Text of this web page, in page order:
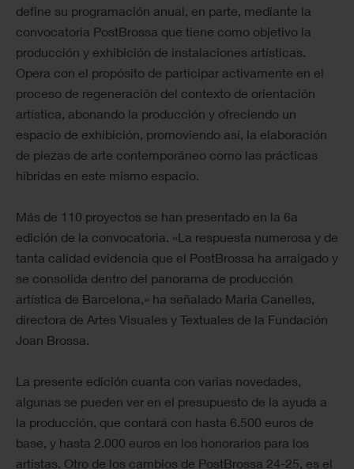
define su programación anual, en parte, mediante la
convocatoria PostBrossa que tiene como objetivo la
producción y exhibición de instalaciones artísticas.
Opera con el propósito de participar activamente en el
proceso de regeneración del contexto de orientación
artística, abonando la producción y ofreciendo un
espacio de exhibición, promoviendo así, la elaboración
de piezas de arte contemporáneo como las prácticas
híbridas en este mismo espacio.
Más de 110 proyectos se han presentado en la 6a
edición de la convocatoria. «La respuesta numerosa y de
tanta calidad evidencia que el PostBrossa ha arraigado y
se consolida dentro del panorama de producción
artística de Barcelona,» ha señalado Maria Canelles,
directora de Artes Visuales y Textuales de la Fundación
Joan Brossa.
La presente edición cuanta con varias novedades,
algunas se pueden ver en el presupuesto de la ayuda a
la producción, que contará con hasta 6.500 euros de
base, y hasta 2.000 euros en los honorarios para los
artistas. Otro de los cambios de PostBrossa 24-25, es el